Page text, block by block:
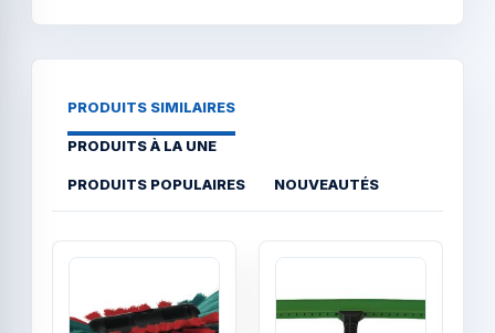
PRODUITS SIMILAIRES
PRODUITS À LA UNE
PRODUITS POPULAIRES NOUVEAUTÉS